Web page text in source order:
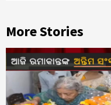
More Stories